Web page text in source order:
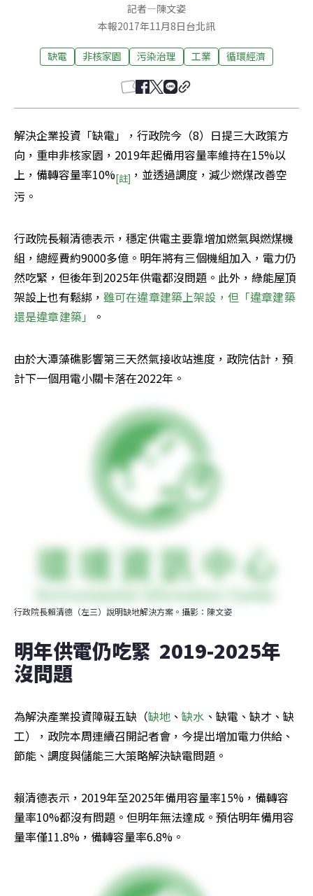
記者—陳文姿
本報2017年11月8日台北訊
缺電 非核家園 污染治理 工業 循環經濟
解決企業投資「缺電」，行政院今（8）日提三大政策方
向，重申非核家園，2019年起備用容量率維持在15%以
上，備轉容量率10%[註] ，並透過調度，減少燃煤改善空
污。
行政院長賴清德表示，穩定供電主要靠增加燃氣與燃煤機
組，總經費約9000多億。明年將有三個機組加入，電力仍
然吃緊，但後年到2025年供電都沒問題。此外，綠能屋頂
架設上也有鬆綁， 雖可在違章建築上架設，但「違章建築
還是違章建築」
。
由於大潭藻礁影響第三天然氣接收站進度，政院估計，預
計下一個用電小關卡落在2022年。
行政院長賴清德（左三）說明缺地解決方案。攝影：陳文姿
明年供電仍吃緊  2019-2025年
沒問題
為解決產業投資障礙五缺（缺地 、缺水 、缺電、缺才、缺
工），政院本周連續召開記者會，今提出增加電力供給、
節能、調度與儲能三大策略解決缺電問題。
賴清德表示，2019年至2025年備用容量率15%，備轉容
量率10%都沒有問題。但明年無法達成。預估明年備用容
量率僅11.8%，備轉容量率6.8%。